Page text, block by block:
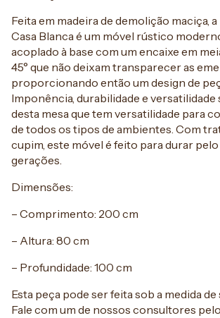
Feita em madeira de demolição maciça,
Casa Blanca é um móvel rústico
acoplado à base com um encaixe em
45° que não deixam transparecer as
proporcionando então um design de
Imponência, durabilidade e versatilidade
desta mesa que tem versatilidade para
de todos os tipos de ambientes. Com
cupim, este móvel é feito para durar
gerações.
Dimensões:
– Comprimento: 200 cm
– Altura: 80 cm
– Profundidade: 100 cm
Esta peça pode ser feita sob a medida
Fale com um de nossos consultores